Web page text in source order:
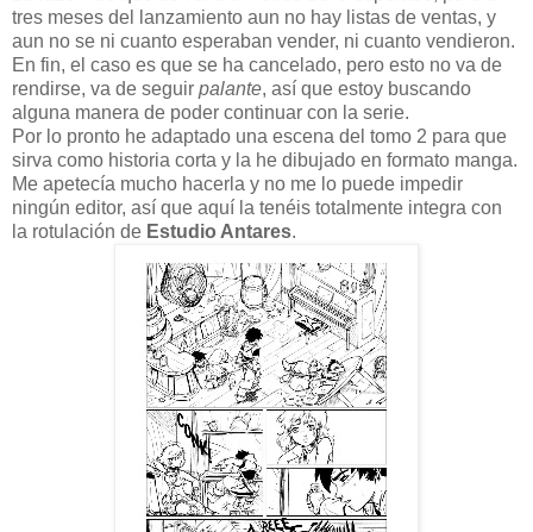
tres meses del lanzamiento aun no hay listas de ventas, y
aun no se ni cuanto esperaban vender, ni cuanto vendieron.
En fin, el caso es que se ha cancelado, pero esto no va de
rendirse, va de seguir palante, así que estoy buscando
alguna manera de poder continuar con la serie.
Por lo pronto he adaptado una escena del tomo 2 para que
sirva como historia corta y la he dibujado en formato manga.
Me apetecía mucho hacerla y no me lo puede impedir
ningún editor, así que aquí la tenéis totalmente integra con
la rotulación de Estudio Antares.